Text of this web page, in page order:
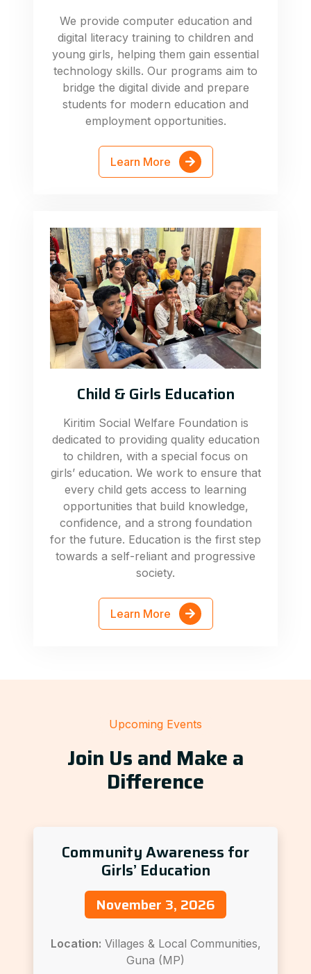
We provide computer education and
digital literacy training to children and
young girls, helping them gain essential
technology skills. Our programs aim to
bridge the digital divide and prepare
students for modern education and
employment opportunities.
Learn More
Child & Girls Education
Kiritim Social Welfare Foundation is
dedicated to providing quality education
to children, with a special focus on
girls’ education. We work to ensure that
every child gets access to learning
opportunities that build knowledge,
confidence, and a strong foundation
for the future. Education is the first step
towards a self-reliant and progressive
society.
Learn More
Upcoming Events
Join Us and Make a
Difference
Community Awareness for
Girls’ Education
November 3, 2026
Location: Villages & Local Communities,
Guna (MP)